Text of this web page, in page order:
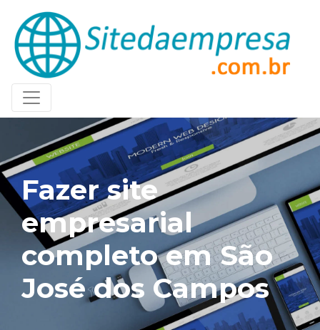
Fazer site
empresarial
completo em São
José dos Campos